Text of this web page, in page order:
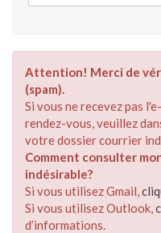
Attention! Merci de
(spam).
Si vous ne recevez pas
rendez-vous, veuillez
votre dossier courrier
Comment consulter
indésirable?
Si vous utilisez Gmail,
Si vous utilisez Outlook,
d’informations.